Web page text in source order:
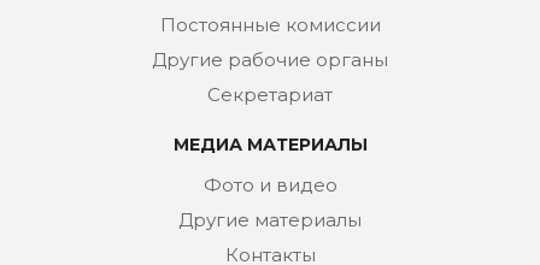
Постоянные комиссии
Другие рабочие органы
Секретариат
МЕДИА МАТЕРИАЛЫ
Фото и видео
Другие материалы
Контакты